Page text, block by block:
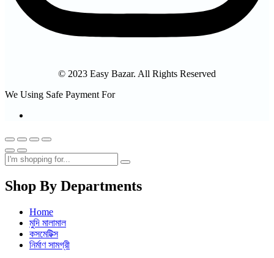
© 2023 Easy Bazar. All Rights Reserved
We Using Safe Payment For
Shop By Departments
Home
মুদি মালামাল
কসমেটিক্স
নির্মাণ সামগ্রী